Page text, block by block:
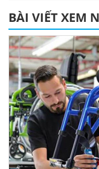
BÀI VIẾT XEM